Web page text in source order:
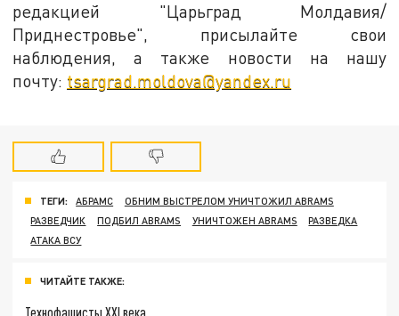
редакцией "Царьград Молдавия/
Приднестровье", присылайте свои
наблюдения, а также новости на нашу
почту: tsargrad.moldova@yandex.ru
ТЕГИ: АБРАМС
ОБНИМ ВЫСТРЕЛОМ УНИЧТОЖИЛ ABRAMS
РАЗВЕДЧИК
ПОДБИЛ ABRAMS УНИЧТОЖЕН ABRAMS
РАЗВЕДКА
АТАКА ВСУ
ЧИТАЙТЕ ТАКЖЕ:
Технофашисты XXI века